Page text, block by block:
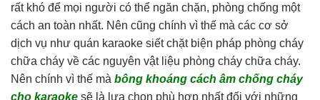
rất khó để mọi người có thể ngăn chặn, phòng chống một
cách an toàn nhất. Nên cũng chính vì thế mà các cơ sở
dịch vụ như quán karaoke siết chặt biện pháp phòng cháy
chữa cháy về các nguyên vật liệu phòng cháy chữa cháy.
Nên chính vì thế mà bông khoáng cách âm chống cháy
cho karaoke sẽ là lựa chọn phù hợp nhất đối với những